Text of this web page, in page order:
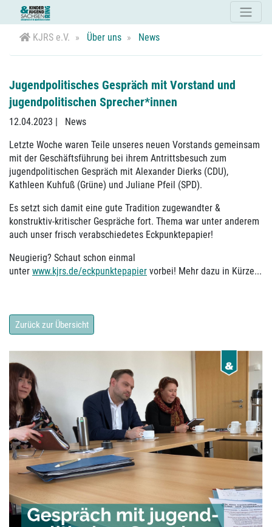
KJRS e.V. Über uns News
Jugendpolitisches Gespräch mit Vorstand und
jugendpolitischen Sprecher*innen
12.04.2023
News
Letzte Woche waren Teile unseres neuen Vorstands gemeinsam
mit der Geschäftsführung bei ihrem Antrittsbesuch zum
jugendpolitischen Gespräch mit Alexander Dierks (CDU),
Kathleen Kuhfuß (Grüne) und Juliane Pfeil (SPD).
Es setzt sich damit eine gute Tradition zugewandter &
konstruktiv-kritischer Gespräche fort. Thema war unter anderem
auch unser frisch verabschiedetes Eckpunktepapier!
Neugierig? Schaut schon einmal
unter www.kjrs.de/eckpunktepapier vorbei! Mehr dazu in Kürze...
Zurück zur Übersicht